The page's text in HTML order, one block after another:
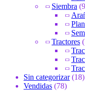
Siembra
Tractores
Sin categorizar (18)
Vendidas (78)